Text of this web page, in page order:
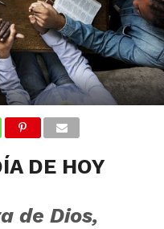
DE HOY
de Dios,